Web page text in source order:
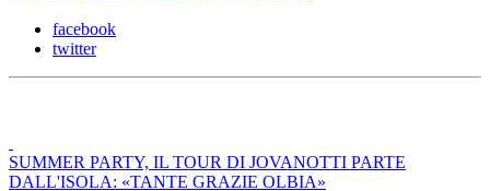
facebook
twitter
SUMMER PARTY, IL TOUR DI JOVANOTTI PARTE
DALL'ISOLA: «TANTE GRAZIE OLBIA»